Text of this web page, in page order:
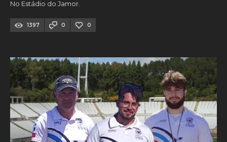
No Estádio do Jamor.
1397 0 0